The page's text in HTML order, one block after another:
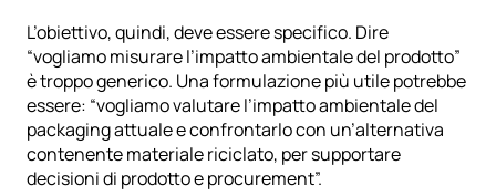
L’obiettivo, quindi, deve essere specifico. Dire
“vogliamo misurare l’impatto ambientale del prodotto”
è troppo generico. Una formulazione più utile potrebbe
essere: “vogliamo valutare l’impatto ambientale del
packaging attuale e confrontarlo con un’alternativa
contenente materiale riciclato, per supportare
decisioni di prodotto e procurement”.